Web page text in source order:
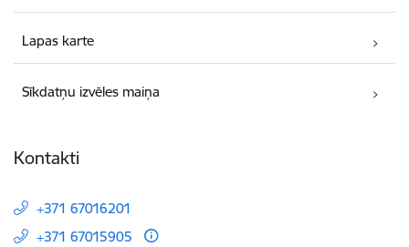
Lapas karte
Sīkdatņu izvēles maiņa
Kontakti
+371 67016201
+371 67015905